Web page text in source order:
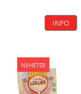
INFO
NYHETER